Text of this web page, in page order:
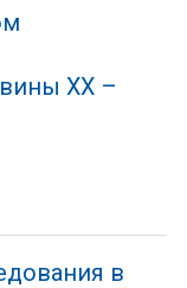
XX –
в